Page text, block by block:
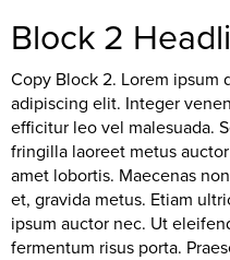
Block 2
Copy Block 2. Lorem ipsum
adipiscing elit. Integer
efficitur leo vel malesuada.
fringilla laoreet metus
amet lobortis. Maecenas
et, gravida metus. Etiam
ipsum auctor nec. Ut
fermentum risus porta.